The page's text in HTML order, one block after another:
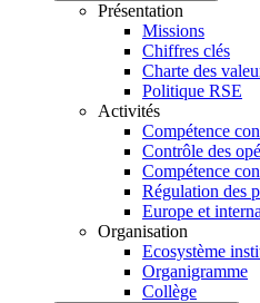
Présentation
Missions
Chiffres clés
Charte des
Politique RSE
Activités
Compétence
Contrôle des
Compétence
Régulation des
Europe et
Organisation
Ecosystème
Organigramme
Collège